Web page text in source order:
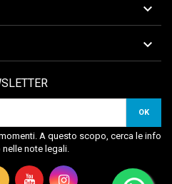


A questo scopo, cerca le info
note legali.